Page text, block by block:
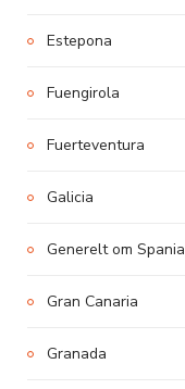
Estepona
Fuengirola
Fuerteventura
Galicia
Generelt om Spania
Gran Canaria
Granada